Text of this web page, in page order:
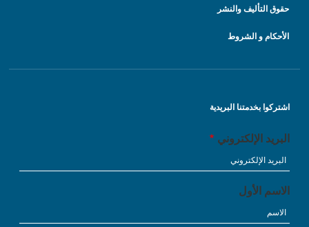
حقوق التأليف والنشر
الأحكام و الشروط
اشتركوا بخدمتنا البريدية
البريد الإلكتروني
الاسم الأول